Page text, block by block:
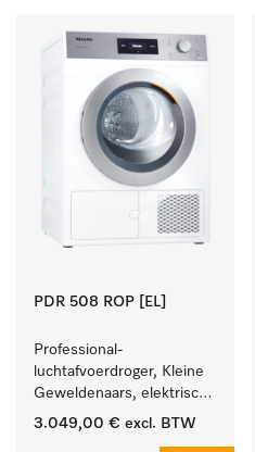
PDR 508 ROP [EL]
Professional-
luchtafvoerdroger, Kleine
Geweldenaars, elektrisch
verwarmd  met zeer korte
3.049,00 € excl. BTW